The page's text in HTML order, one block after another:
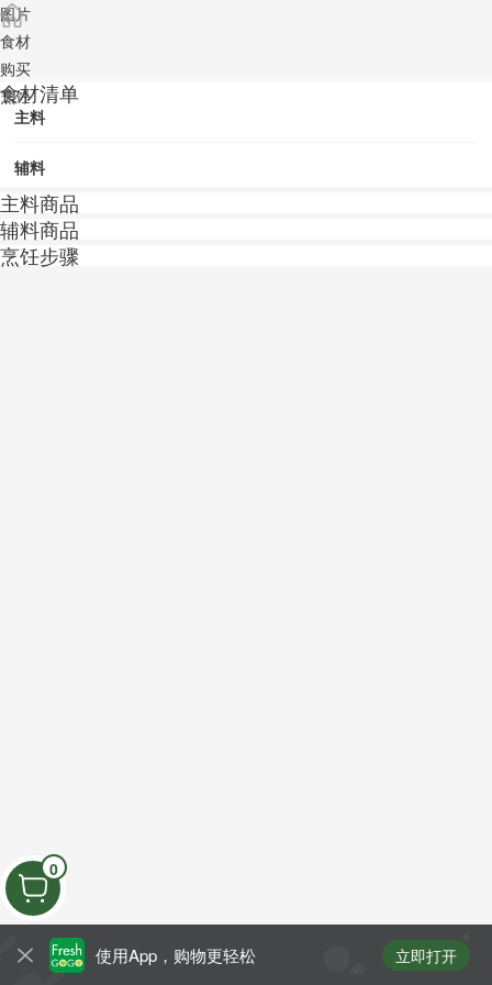
图片
食材
购买
烹饪
食材清单
主料
辅料
主料商品
辅料商品
烹饪步骤
0
使用App，购物更轻松 立即打开